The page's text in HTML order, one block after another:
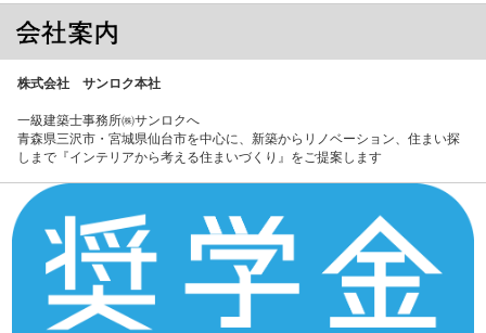
株式会社 サンロク本社
一級建築士事務所㈱サンロクへ
青森県三沢市・宮城県仙台市を中心に、新築からリノベーション、住まい探
しまで『インテリアから考える住まいづくり』をご提案します